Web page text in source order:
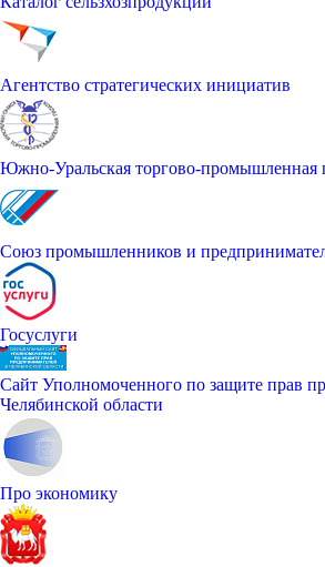
Агентство стратегических инициатив
Южно-Уральская торгово-промышленная
Союз промышленников и
Госуслуги
Сайт Уполномоченного по защите прав
Челябинской области
Про экономику